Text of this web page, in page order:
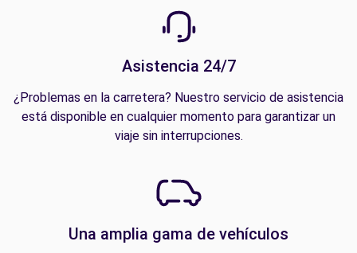
Asistencia 24/7
¿Problemas en la carretera? Nuestro servicio de asistencia
está disponible en cualquier momento para garantizar un
viaje sin interrupciones.
Una amplia gama de vehículos